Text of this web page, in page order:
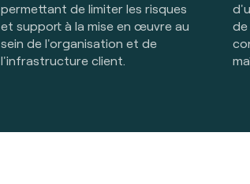
permettant de limiter les risques
et support à la mise en œuvre au
sein de l'organisation et de
l'infrastructure client.
de